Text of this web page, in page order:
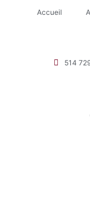
Accueil
514